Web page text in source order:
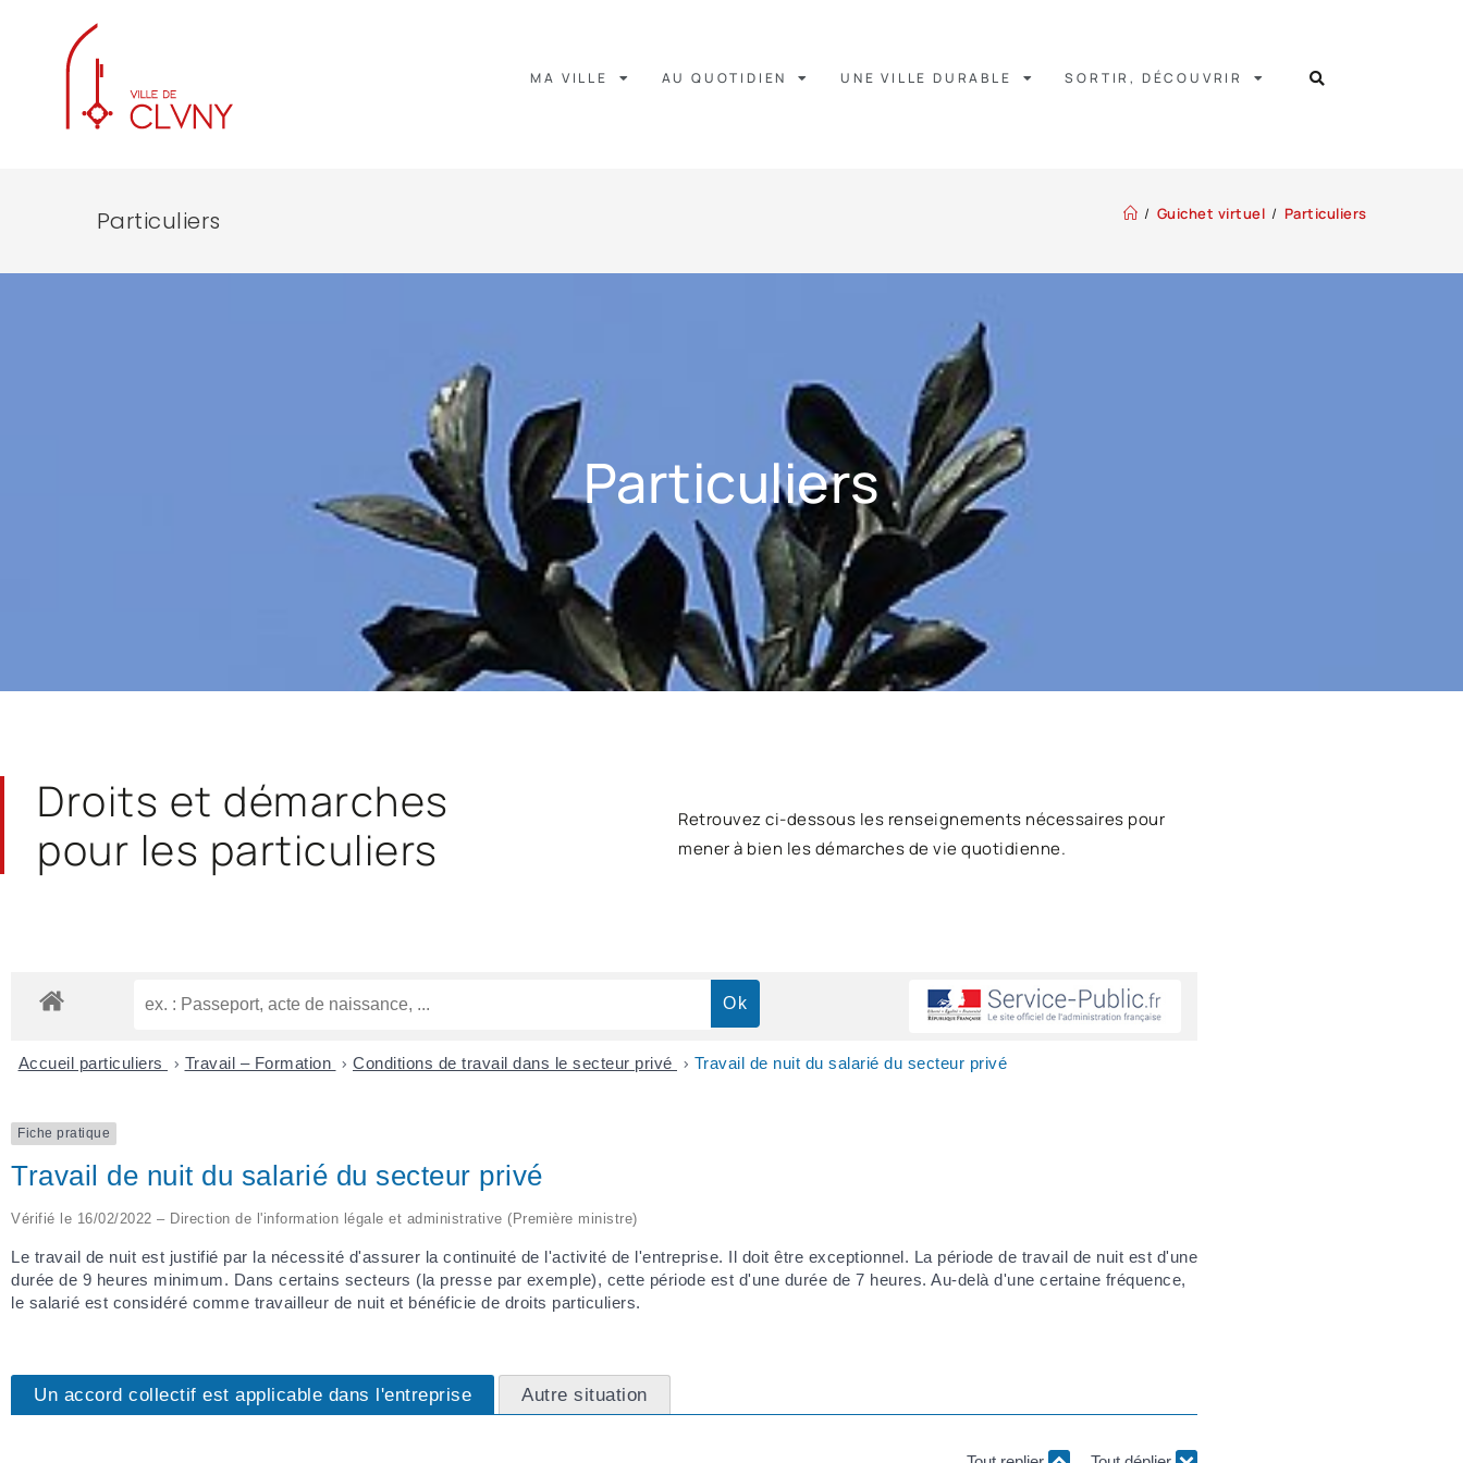
MA VILLE AU QUOTIDIEN UNE VILLE DURABLE SORTIR, DÉCOUVRIR
Particuliers / Guichet virtuel / Particuliers
Particuliers
Droits et démarches
pour les particuliers
Retrouvez ci-dessous les renseignements nécessaires pour
mener à bien les démarches de vie quotidienne.
Accueil particuliers > Travail – Formation > Conditions de travail dans le secteur privé > Travail de nuit du salarié du secteur privé
Fiche pratique
Travail de nuit du salarié du secteur privé
Vérifié le 16/02/2022 – Direction de l'information légale et administrative (Première ministre)
Le travail de nuit est justifié par la nécessité d'assurer la continuité de l'activité de l'entreprise. Il doit être exceptionnel. La période de travail de nuit est d'une
durée de 9 heures minimum. Dans certains secteurs (la presse par exemple), cette période est d'une durée de 7 heures. Au-delà d'une certaine fréquence,
le salarié est considéré comme travailleur de nuit et bénéficie de droits particuliers.
Un accord collectif est applicable dans l'entreprise Autre situation